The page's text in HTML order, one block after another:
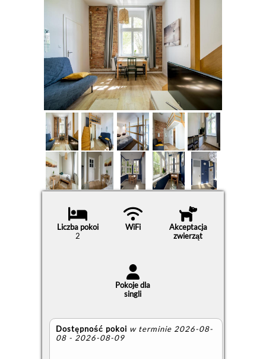
Liczba pokoi
2
WiFi
Akceptacja
zwierząt
Pokoje dla
singli
Dostępność pokoi w terminie 2026-08-
08 - 2026-08-09